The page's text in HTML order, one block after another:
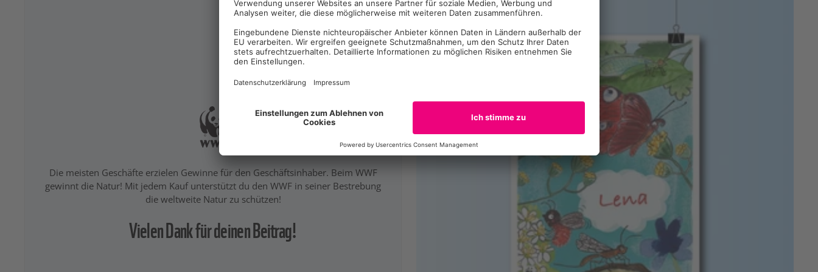
Die meisten Geschäfte erzielen Gewinne für den Geschäftsinhaber. Beim WWF
gewinnt die Natur! Mit jedem Kauf unterstützt du den WWF in seiner Bestrebung
die weltweite Natur zu schützen!
Vielen Dank für deinen Beitrag!